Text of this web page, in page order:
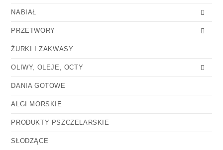
NABIAŁ
PRZETWORY
ŻURKI I ZAKWASY
OLIWY, OLEJE, OCTY
DANIA GOTOWE
ALGI MORSKIE
PRODUKTY PSZCZELARSKIE
SŁODZĄCE